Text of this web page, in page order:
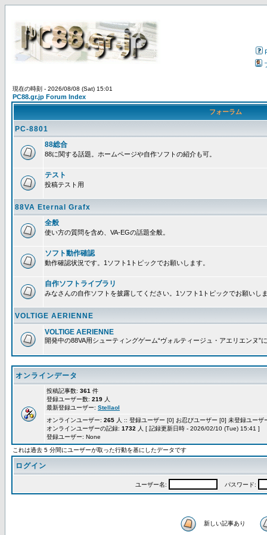
現在の時刻 - 2026/08/08 (Sat) 15:01
PC88.gr.jp Forum Index
フォーラム
PC-8801
88総合
88に関する話題。ホームページや自作ソフトの紹介も可。
テスト
投稿テスト用
88VA Eternal Grafx
全般
使い方の質問を含め、VA-EGの話題全般。
ソフト動作確認
動作確認状況です。1ソフト1トピックでお願いします。
自作ソフトライブラリ
みなさんの自作ソフトを披露してください。1ソフト1トピックでお願いし
VOLTIGE AERIENNE
VOLTIGE AERIENNE
開発中の88VA用シューティングゲーム“ヴォルティージュ・アエリエンヌ”
オンラインデータ
投稿記事数: 361 件
登録ユーザー数: 219 人
最新登録ユーザー: Stellaol
オンラインユーザー: 265 人 :: 登録ユーザー [0] お忍びユーザー [0] 未登録ユー
オンラインユーザーの記録: 1732 人 [ 記録更新日時 - 2026/02/10 (Tue) 15:41 ]
登録ユーザー: None
これは過去 5 分間にユーザーが取った行動を基にしたデータです
ログイン
ユーザー名: パスワード:
新しい記事あり